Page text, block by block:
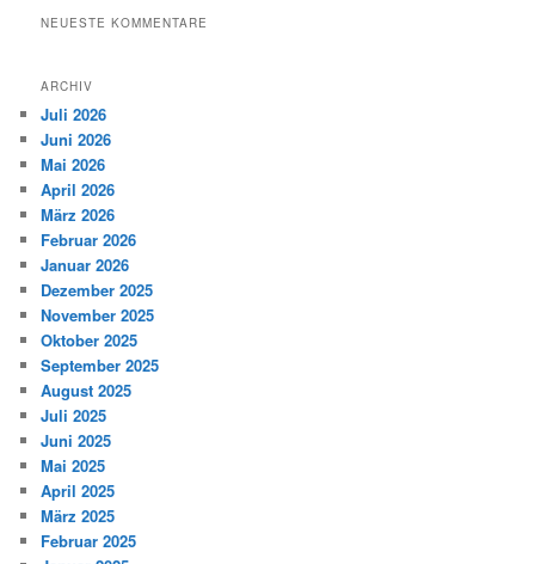
NEUESTE KOMMENTARE
ARCHIV
Juli 2026
Juni 2026
Mai 2026
April 2026
März 2026
Februar 2026
Januar 2026
Dezember 2025
November 2025
Oktober 2025
September 2025
August 2025
Juli 2025
Juni 2025
Mai 2025
April 2025
März 2025
Februar 2025